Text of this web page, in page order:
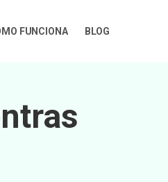
FUNCIONA BLOG